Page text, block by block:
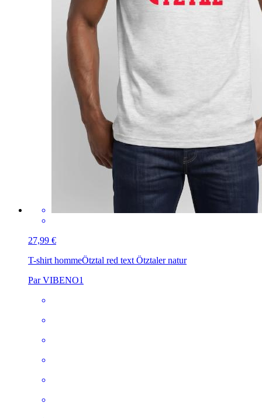
27,99 €
T-shirt hommeÖtztal red text Ötztaler natur
Par VIBENO1